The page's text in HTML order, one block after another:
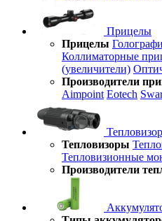
Прицелы
Прицелы
Коллиматорные
(увеличители)
Производители
Aimpoint Eotech
Тепловизоры
Тепловизионные
Производители